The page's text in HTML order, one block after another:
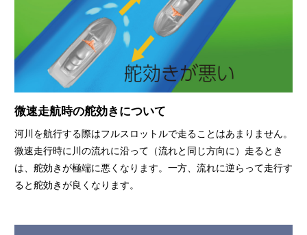
微速走航時の舵効きについて
河川を航行する際はフルスロットルで走ることはあまりません。
微速走行時に川の流れに沿って（流れと同じ方向に）走るとき
は、舵効きが極端に悪くなります。一方、流れに逆らって走行す
ると舵効きが良くなります。